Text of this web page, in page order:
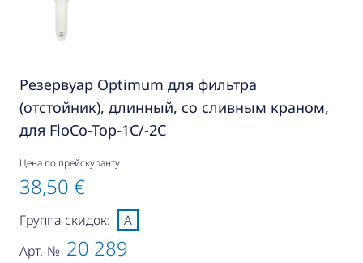
Резервуар Optimum для фильтра
(отстойник), длинный, со сливным краном,
для FloCo-Top-1C/-2C
Цена по прейскуранту
38,50 €
Арт.-№ 20 289
Группа скидок: A